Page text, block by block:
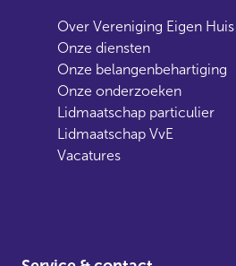
Over Vereniging Eigen Huis
Onze diensten
Onze belangenbehartiging
Onze onderzoeken
Lidmaatschap particulier
Lidmaatschap VvE
Vacatures